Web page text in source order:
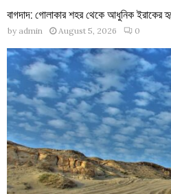
বাগদাদ: গোলাকার শহর থেকে আধুনিক ইরাকের
by admin August 5, 2026 0